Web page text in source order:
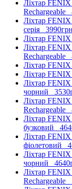
Ліхтар
Rechargeable
Ліхтар
серія
Ліхтар
Ліхтар
Rechargeable
Ліхтар
Ліхтар
Ліхтар
чорний
Ліхтар
Rechargeable
Ліхтар
бузковий
Ліхтар
фіолетовий
Ліхтар
чорний
Ліхтар
Rechargeable